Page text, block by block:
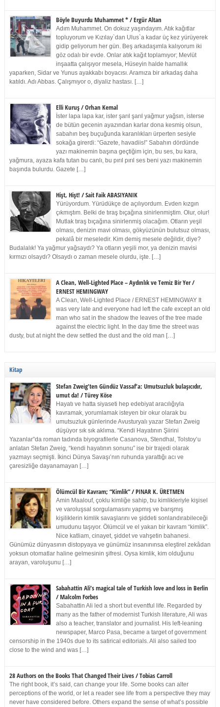
Böyle Buyurdu Muhammet * / Ergür Altan
Adım Muhammet. On dokuz yaşındayım. Atık kağıtlar
topluyorum ve Kızılay`dan Ulus`a kadar üç kez yürüyerek
gidip geliyorum her gün. Beş arkadaşımla kalıyorum iki
göz odalı bir evde. Onlar atık kağıt toplamıyor; Mevlüt
inşaatta çalışıyor mesela, Hüseyin halde hamallık
yaparken, Sidar ve Yunus ayakkabı boyacısı. Aramıza bir arkadaş daha
katıldı. Adı Abbas. Çalışmıyor o, diyaliz hastası. […]
Elli Kuruş / Orhan Kemal
İster lapa lapa kar, ister şarıl şarıl yağmur yağsın, isterse
de bütün gecenin ayazından karlar dona kesmiş olsun,
sabahın beş buçuğunda karanlıkları ürperten sesiyle
sokağa girerdi: “Gazete, havadiis!” Sabahın dördünde
yazı makinemin başına geçtiğim için, bu ses, bu kara,
yağmura, ayaza kafa tutan bu canlı, bu pırıl pırıl ses beni yazı makinemin
başında bulurdu. Gazete […]
Hişt, Hişt! / Sait Faik ABASIYANIK
Yürüyordum. Yürüdükçe de açılıyordum. Evden kızgın
çıkmıştım. Belki de tıraş bıçağına sinirlenmiştim. Olur, olur!
Mutlak tıraş bıçağına sinirlenmiş olacağım. Otların yeşil
olması, denizin mavi olması, gökyüzünün bulutsuz olması,
pekalâ bir meseledir. Kim demiş mesele değildir, diye?
Budalalık! Ya yağmur yağsaydı? Ya otların yeşili mor, ya denizin mavisi
kırmızı olsaydı? Olsaydı o zaman mesele olurdu, işte. […]
A Clean, Well-Lighted Place – Aydınlık ve Temiz Bir Yer /
ERNEST HEMINGWAY
A Clean, Well-Lighted Place / ERNEST HEMINGWAY It
was very late and everyone had left the cafe except an old
man who sat in the shadow the leaves of the tree made
against the electric light. In the day time the street was
dusty, but at night the dew settled the dust and the old man […]
Kitap
Stefan Zweig’ten Gündüz Vassaf’a: Umutsuzluk bulaşıcıdır,
umut da! / Türey Köse
Hayatı ve hatta siyaseti hep edebiyat aracılığıyla
kavramak, yorumlamak isteyen bir okur olarak bu
umutsuzluk günlerinde Avusturyalı yazar Stefan Zweig
düşüyor sık sık aklıma. “Kendi Hayatının Şiirini
Yazanlar”da roman tadında biyografilerle Casanova, Stendhal, Tolstoy’u
anlatan Stefan Zweig, “kendi hayatının sonunu” ise bir trajedi olarak
yazmayı seçmişti. İkinci Dünya Savaşı’nın ruhunda yarattığı acı ve
çaresizliğe dayanamayan […]
Ölümcül Bir Kavram; “Kimlik” / PINAR K. ÜRETMEN
Amin Maalouf, çoklu kimliğe sahip, bu kimlikleriyle kişisel
ve varoluşsal sorgulamasını yapmış ve barışmış
kişiliklerin kimlik savaşlarını ve şiddeti sonlandırabileceği
umudunu taşıyor. Ölümcül ve el yakan bir kavram “kimlik”.
Nice katliam, cinayet, şiddet ve vahşetin bahanesi.
Günümüz dünyasının distopyaya ve günümüz insanınınsa eleştirel zekâdan
yoksun otomatlar haline gelmesinin şifresi. Oysa kimlik, kim olduğunu
arayan, varoluşunu […]
Sabahattin Ali’s magical tale of Turkish love and loss in Berlin
/ Malcolm Forbes
Sabahattin Ali led a short but eventful life. Regarded by
many as the father of modernist Turkish literature, Ali was
also a teacher, translator and journalist. His left-leaning
newspaper, Marco Pasa, became a target of government
censorship in the 1940s due to its satirical editorials. Ali also sailed too
close to the wind and was […]
28 Authors on the Books That Changed Their Lives / Tobias Carroll
The right book, it’s said, can change your life. Some books can alter
perceptions of the world, or let a reader see life from a perspective they may
never have considered before. Others expand the sense of what’s possible